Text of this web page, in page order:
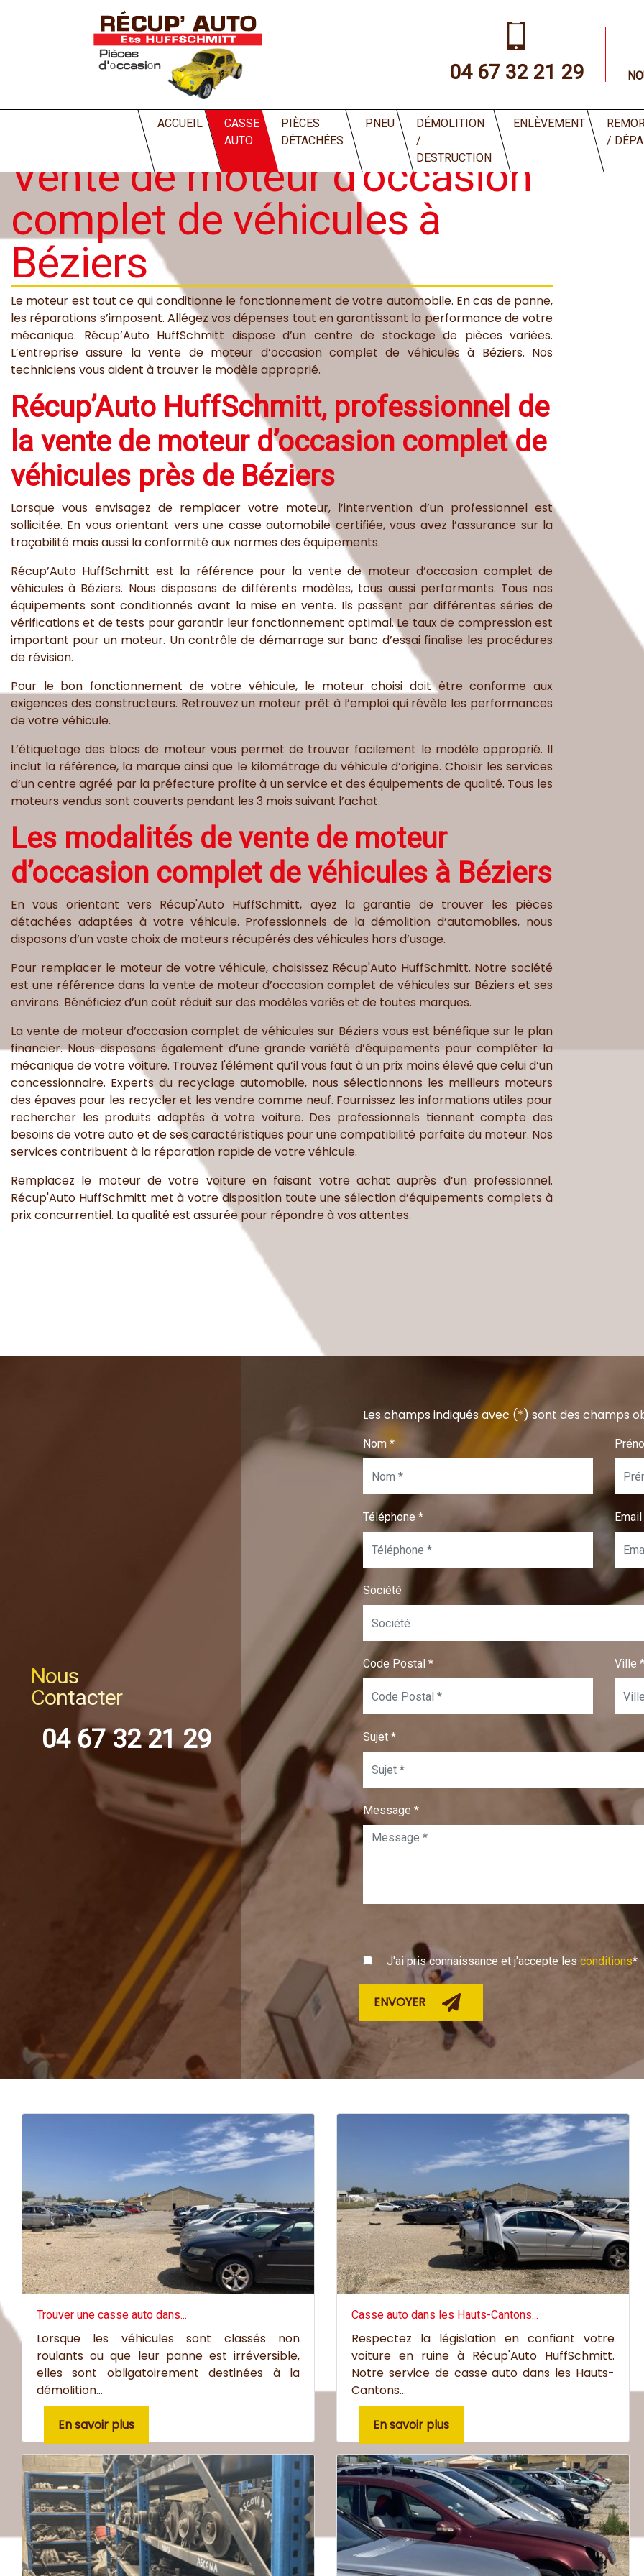
04 67 32 21 29
ACCUEIL
CASSE
AUTO
PIÈCES
DÉTACHÉES
PNEU
DÉMOLITION
/
DESTRUCTION
ENLÈVEMENT
/
Vente de moteur d’occasion
complet de véhicules à
Béziers
Le moteur est tout ce qui conditionne le fonctionnement de votre automobile. En cas de panne,
les réparations s’imposent. Allégez vos dépenses tout en garantissant la performance de votre
mécanique. Récup’Auto HuffSchmitt dispose d’un centre de stockage de pièces variées.
L’entreprise assure la vente de moteur d’occasion complet de véhicules à Béziers. Nos
techniciens vous aident à trouver le modèle approprié.
Récup’Auto HuffSchmitt, professionnel de
la vente de moteur d’occasion complet de
véhicules près de Béziers
Lorsque vous envisagez de remplacer votre moteur, l’intervention d’un professionnel est
sollicitée. En vous orientant vers une casse automobile certifiée, vous avez l’assurance sur la
traçabilité mais aussi la conformité aux normes des équipements.
Récup’Auto HuffSchmitt est la référence pour la vente de moteur d’occasion complet de
véhicules à Béziers. Nous disposons de différents modèles, tous aussi performants. Tous nos
équipements sont conditionnés avant la mise en vente. Ils passent par différentes séries de
vérifications et de tests pour garantir leur fonctionnement optimal. Le taux de compression est
important pour un moteur. Un contrôle de démarrage sur banc d’essai finalise les procédures
de révision.
Pour le bon fonctionnement de votre véhicule, le moteur choisi doit être conforme aux
exigences des constructeurs. Retrouvez un moteur prêt à l’emploi qui révèle les performances
de votre véhicule.
L’étiquetage des blocs de moteur vous permet de trouver facilement le modèle approprié. Il
inclut la référence, la marque ainsi que le kilométrage du véhicule d’origine. Choisir les services
d’un centre agréé par la préfecture profite à un service et des équipements de qualité. Tous les
moteurs vendus sont couverts pendant les 3 mois suivant l’achat.
Les modalités de vente de moteur
d’occasion complet de véhicules à Béziers
En vous orientant vers Récup'Auto HuffSchmitt, ayez la garantie de trouver les pièces
détachées adaptées à votre véhicule. Professionnels de la démolition d’automobiles, nous
disposons d’un vaste choix de moteurs récupérés des véhicules hors d’usage.
Pour remplacer le moteur de votre véhicule, choisissez Récup'Auto HuffSchmitt. Notre société
est une référence dans la vente de moteur d’occasion complet de véhicules sur Béziers et ses
environs. Bénéficiez d’un coût réduit sur des modèles variés et de toutes marques.
La vente de moteur d’occasion complet de véhicules sur Béziers vous est bénéfique sur le plan
financier. Nous disposons également d’une grande variété d’équipements pour compléter la
mécanique de votre voiture. Trouvez l'élément qu’il vous faut à un prix moins élevé que celui d’un
concessionnaire. Experts du recyclage automobile, nous sélectionnons les meilleurs moteurs
des épaves pour les recycler et les vendre comme neuf. Fournissez les informations utiles pour
rechercher les produits adaptés à votre voiture. Des professionnels tiennent compte des
besoins de votre auto et de ses caractéristiques pour une compatibilité parfaite du moteur. Nos
services contribuent à la réparation rapide de votre véhicule.
Remplacez le moteur de votre voiture en faisant votre achat auprès d’un professionnel.
Récup'Auto HuffSchmitt met à votre disposition toute une sélection d’équipements complets à
prix concurrentiel. La qualité est assurée pour répondre à vos attentes.
Nous
Contacter
04 67 32 21 29
Les champs indiqués avec (*) sont des champs
Nom *
Téléphone * Email
Société
Code Postal * Ville *
Sujet *
Message *
J'ai pris connaissance et j'accepte les conditions*
ENVOYER
Trouver une casse auto dans...
Lorsque les véhicules sont classés non
roulants ou que leur panne est irréversible,
elles sont obligatoirement destinées à la
démolition...
En savoir plus
Casse auto dans les Hauts-Cantons...
Respectez la législation en confiant votre
voiture en ruine à Récup'Auto HuffSchmitt.
Notre service de casse auto dans les Hauts-
Cantons...
En savoir plus